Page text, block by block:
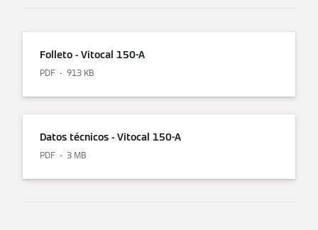
Folleto - Vitocal 150-A
PDF 913 KB
Datos técnicos - Vitocal 150-A
PDF 3 MB